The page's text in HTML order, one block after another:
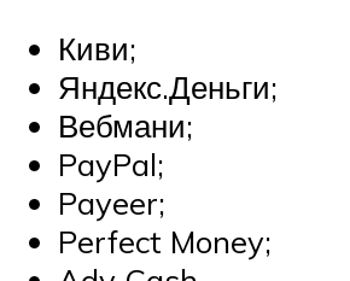
Киви;
Яндекс.Деньги;
Вебмани;
PayPal;
Payeer;
Perfect Money;